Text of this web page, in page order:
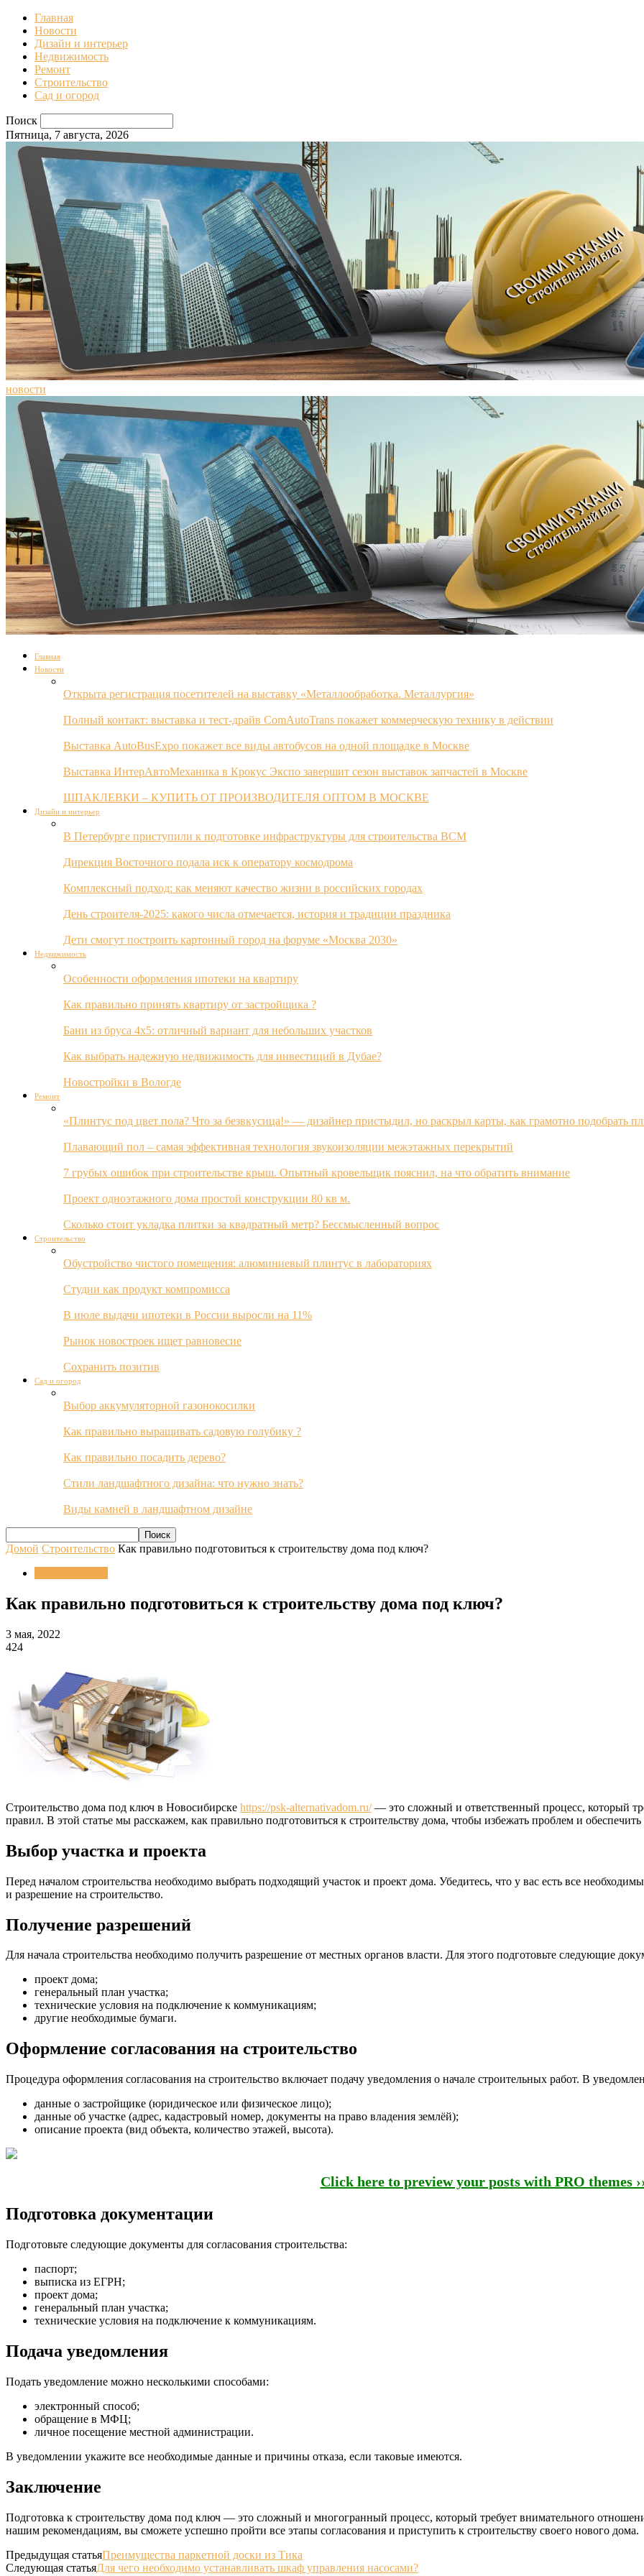
Главная
Новости
Дизайн и интерьер
Недвижимость
Ремонт
Строительство
Сад и огород
Поиск
Пятница, 7 августа, 2026
новости
Главная
Новости
Открыта регистрация посетителей на выставку «Металлообработка. Металлургия»
Полный контакт: выставка и тест-драйв ComAutoTrans покажет коммерческую технику в действии
Выставка AutoBusExpo покажет все виды автобусов на одной площадке в Москве
Выставка ИнтерАвтоМеханика в Крокус Экспо завершит сезон выставок запчастей в Москве
ШПАКЛЕВКИ – КУПИТЬ ОТ ПРОИЗВОДИТЕЛЯ ОПТОМ В МОСКВЕ
Дизайн и интерьер
В Петербурге приступили к подготовке инфраструктуры для строительства ВСМ
Дирекция Восточного подала иск к оператору космодрома
Комплексный подход: как меняют качество жизни в российских городах
День строителя-2025: какого числа отмечается, история и традиции праздника
Дети смогут построить картонный город на форуме «Москва 2030»
Недвижимость
Особенности оформления ипотеки на квартиру
Как правильно принять квартиру от застройщика ?
Бани из бруса 4х5: отличный вариант для небольших участков
Как выбрать надежную недвижимость для инвестиций в Дубае?
Новостройки в Вологде
Ремонт
«Плинтус под цвет пола? Что за безвкусица!» — дизайнер пристыдил, но раскрыл карты, как грамотно подобрать
Плавающий пол – самая эффективная технология звукоизоляции межэтажных перекрытий
7 грубых ошибок при строительстве крыш. Опытный кровельщик пояснил, на что обратить внимание
Проект одноэтажного дома простой конструкции 80 кв м.
Сколько стоит укладка плитки за квадратный метр? Бессмысленный вопрос
Строительство
Обустройство чистого помещения: алюминиевый плинтус в лабораториях
Студии как продукт компромисса
В июле выдачи ипотеки в России выросли на 11%
Рынок новостроек ищет равновесие
Сохранить позитив
Сад и огород
Выбор аккумуляторной газонокосилки
Как правильно выращивать садовую голубику ?
Как правильно посадить дерево?
Стили ландшафтного дизайна: что нужно знать?
Виды камней в ландшафтном дизайне
Домой Строительство Как правильно подготовиться к строительству дома под ключ?
Как правильно подготовиться к строительству дома под ключ?
3 мая, 2022
424
Строительство дома под ключ в Новосибирске https://psk-alternativadom.ru/— это сложный и ответственный процесс, который
правил. В этой статье мы расскажем, как правильно подготовиться к строительству дома, чтобы избежать проблем и
Выбор участка и проекта
Перед началом строительства необходимо выбрать подходящий участок и проект дома. Убедитесь, что у вас есть все
и разрешение на строительство.
Получение разрешений
Для начала строительства необходимо получить разрешение от местных органов власти. Для этого подготовьте следующие
проект дома;
генеральный план участка;
технические условия на подключение к коммуникациям;
другие необходимые бумаги.
Оформление согласования на строительство
Процедура оформления согласования на строительство включает подачу уведомления о начале строительных работ. В
данные о застройщике (юридическое или физическое лицо);
данные об участке (адрес, кадастровый номер, документы на право владения землёй);
описание проекта (вид объекта, количество этажей, высота).
Click here to preview your posts with PRO themes
Подготовка документации
Подготовьте следующие документы для согласования строительства:
паспорт;
выписка из ЕГРН;
проект дома;
генеральный план участка;
технические условия на подключение к коммуникациям.
Подача уведомления
Подать уведомление можно несколькими способами:
электронный способ;
обращение в МФЦ;
личное посещение местной администрации.
В уведомлении укажите все необходимые данные и причины отказа, если таковые имеются.
Заключение
Подготовка к строительству дома под ключ — это сложный и многогранный процесс, который требует внимательного
нашим рекомендациям, вы сможете успешно пройти все этапы согласования и приступить к строительству своего нового дома.
Предыдущая статьяПреимущества паркетной доски из Тика
Следующая статьяДля чего необходимо устанавливать шкаф управления насосами?